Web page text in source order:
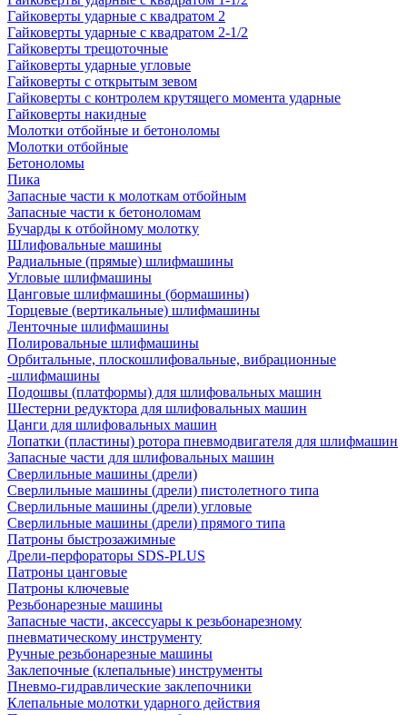
Гайковерты ударные с квадратом 2
Гайковерты ударные с квадратом 2-1/2
Гайковерты трещоточные
Гайковерты ударные угловые
Гайковерты с открытым зевом
Гайковерты с контролем крутящего момента ударные
Гайковерты накидные
Молотки отбойные и бетоноломы
Молотки отбойные
Бетоноломы
Пика
Запасные части к молоткам отбойным
Запасные части к бетоноломам
Бучарды к отбойному молотку
Шлифовальные машины
Радиальные (прямые) шлифмашины
Угловые шлифмашины
Цанговые шлифмашины (бормашины)
Торцевые (вертикальные) шлифмашины
Ленточные шлифмашины
Полировальные шлифмашины
Орбитальные, плоскошлифовальные, вибрационные
-шлифмашины
Подошвы (платформы) для шлифовальных машин
Шестерни редуктора для шлифовальных машин
Цанги для шлифовальных машин
Лопатки (пластины) ротора пневмодвигателя для шлифмашин
Запасные части для шлифовальных машин
Сверлильные машины (дрели)
Сверлильные машины (дрели) пистолетного типа
Сверлильные машины (дрели) угловые
Сверлильные машины (дрели) прямого типа
Патроны быстрозажимные
Дрели-перфораторы SDS-PLUS
Патроны цанговые
Патроны ключевые
Резьбонарезные машины
Запасные части, аксессуары к резьбонарезному
пневматическому инструменту
Ручные резьбонарезные машины
Заклепочные (клепальные) инструменты
Пневмо-гидравлические заклепочники
Клепальные молотки ударного действия